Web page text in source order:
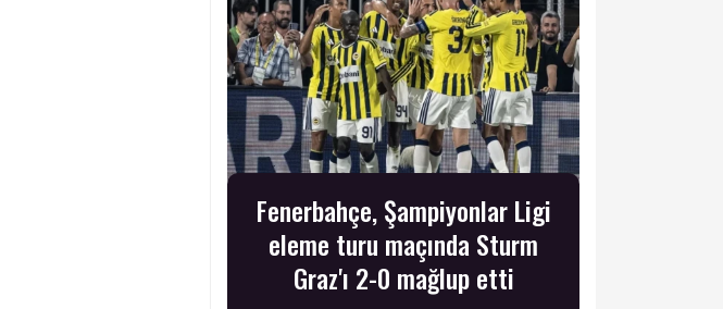
Fenerbahçe, Şampiyonlar Ligi
eleme turu maçında Sturm
Graz'ı 2-0 mağlup etti